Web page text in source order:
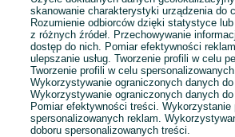
E-mail
Hasło
skanowanie charakterystyki urządzenia do
Rozumienie odbiorców dzięki statystyce
z różnych źródeł. Przechowywanie
dostęp do nich. Pomiar efektywności
ulepszanie usług. Tworzenie profili w celu
Tworzenie profili w celu spersonalizowanych
Wykorzystywanie ograniczonych danych do
Wykorzystywanie ograniczonych danych do
Pomiar efektywności treści. Wykorzystanie
spersonalizowanych reklam.
doboru spersonalizowanych treści.